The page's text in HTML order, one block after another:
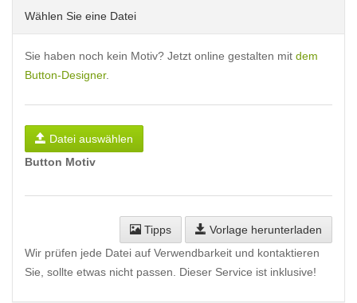
Wählen Sie eine Datei
Sie haben noch kein Motiv? Jetzt online gestalten mit dem
Button-Designer.
Datei auswählen
Button Motiv
Tipps
Vorlage herunterladen
Wir prüfen jede Datei auf Verwendbarkeit und kontaktieren
Sie, sollte etwas nicht passen. Dieser Service ist inklusive!